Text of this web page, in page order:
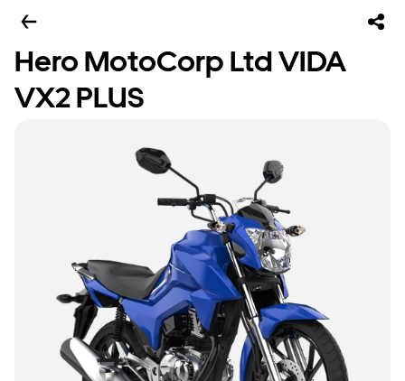
Hero MotoCorp Ltd VIDA
VX2 PLUS